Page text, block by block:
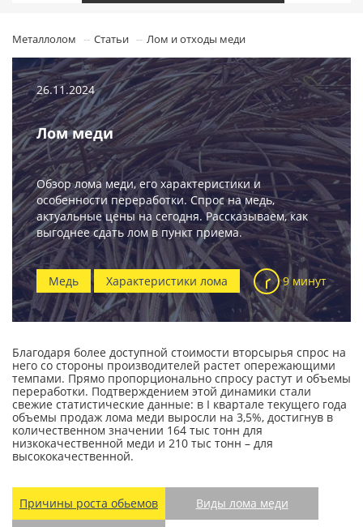
Металлолом Статьи Лом и отходы меди
26.11.2024
Лом меди
Обзор лома меди, его характеристики и
особенности переработки. Спрос на медь,
актуальные цены на сегодня. Рассказываем, как
выгоднее сдать лом в пункт приема.
Медь Характеристики лома 9 минут
Благодаря более доступной стоимости вторсырья спрос на
него со стороны производителей растет опережающими
темпами. Прямо пропорционально спросу растут и объемы
переработки. Подтверждением этой динамики стали
свежие статистические данные: в I квартале текущего года
объемы продаж лома меди выросли на 3,5%, достигнув в
количественном значении 164 тыс тонн для
низкокачественной меди и 210 тыс тонн – для
высококачественной.
Причины роста обьемов Виды лома меди